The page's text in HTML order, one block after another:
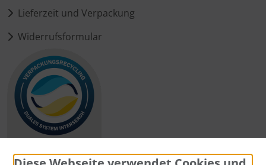
Lieferzeit und Verpackung
Widerrufsformular